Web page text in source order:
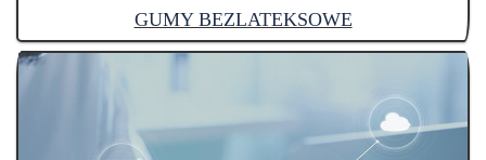
GUMY BEZLATEKSOWE